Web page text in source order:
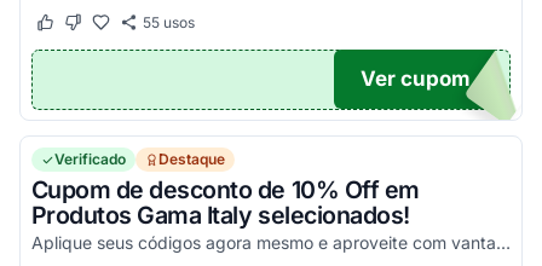
Este cupom funcionou
Este cupom não funcionou
55usos
CIAL
Ver cupom
Verificado Destaque
Cupom de desconto de 10% Off em
Produtos Gama Italy selecionados!
Aplique seus códigos agora mesmo e aproveite com vantagens simplesmente incríveis!